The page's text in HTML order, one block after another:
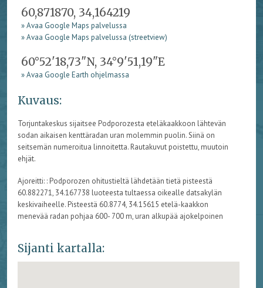
60,871870, 34,164219
» Avaa Google Maps palvelussa
» Avaa Google Maps palvelussa (streetview)
60°52'18,73"N, 34°9'51,19"E
» Avaa Google Earth ohjelmassa
Kuvaus:
Torjuntakeskus sijaitsee Podporozesta eteläkaakkoon lähtevän
sodan aikaisen kenttäradan uran molemmin puolin. Siinä on
seitsemän numeroitua linnoitetta. Rautakuvut poistettu, muutoin
ehjät.
Ajoreitti: : Podporozen ohitustieltä lähdetään tietä pisteestä
60.882271, 34.167738 luoteesta tultaessa oikealle datsakylän
keskivaiheelle. Pisteestä 60.8774, 34.15615 etelä-kaakkon
menevää radan pohjaa 600- 700 m, uran alkupää ajokelpoinen
Sijanti kartalla: